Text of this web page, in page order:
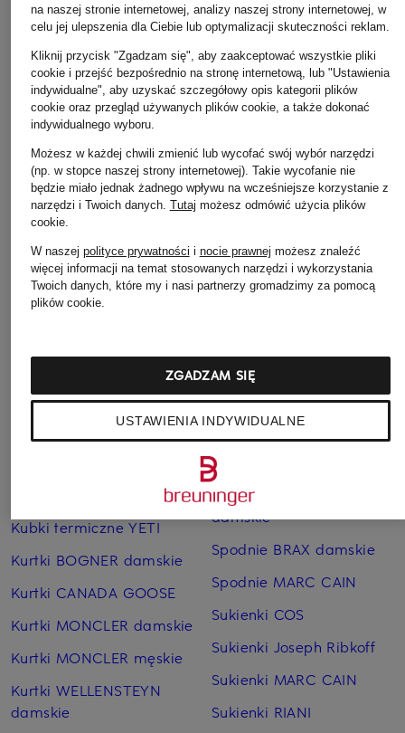
+ rabat promocyjny
PESERICO
Spodnie 7/8
1 365 zł
Najniższa cena:
1 160,25 zł
Cena regularna:1 819 zł
Spodnie MARON
539 zł
+ rabat promocyjny
MORE & MORE
Spodnie HEDY
Najniższa cena:
Cena regularna:
Pozostałe kategorie
Bransoletki i bangle
Kubki termiczne YETI
Kurtki BOGNER damskie
Kurtki CANADA GOOSE
Kurtki MONCLER damskie
Kurtki MONCLER męskie
Kurtki WELLENSTEYN
damskie
Pierścionki TIFFANY & Co.
Płaszcze puchowe Marc
O'Polo
Sneakersy GUCCI
damskie
Spodnie BRAX damskie
Spodnie MARC CAIN
Sukienki COS
Sukienki Joseph Ribkoff
Sukienki MARC CAIN
Sukienki RIANI
na naszej stronie internetowej, analizy naszej strony internetowej, w
celu jej ulepszenia dla Ciebie lub optymalizacji skuteczności reklam.
Kliknij przycisk "Zgadzam się", aby zaakceptować wszystkie pliki
cookie i przejść bezpośrednio na stronę internetową, lub "Ustawienia
indywidualne", aby uzyskać szczegółowy opis kategorii plików
cookie oraz przegląd używanych plików cookie, a także dokonać
indywidualnego wyboru.
Możesz w każdej chwili zmienić lub wycofać swój wybór narzędzi
(np. w stopce naszej strony internetowej). Takie wycofanie nie
będzie miało jednak żadnego wpływu na wcześniejsze korzystanie z
narzędzi i Twoich danych. Tutaj możesz odmówić użycia plików
cookie.
W naszej polityce prywatności i nocie prawnej możesz znaleźć
więcej informacji na temat stosowanych narzędzi i wykorzystania
Twoich danych, które my i nasi partnerzy gromadzimy za pomocą
plików cookie.
USTAWIENIA INDYWIDUALNE
ZGADZAM SIĘ